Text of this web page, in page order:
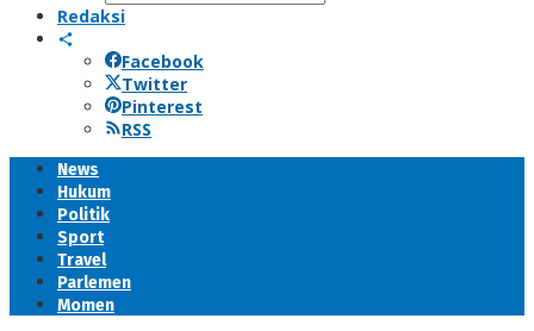
Redaksi
Facebook
Twitter
Pinterest
RSS
News
Hukum
Politik
Sport
Travel
Parlemen
Momen